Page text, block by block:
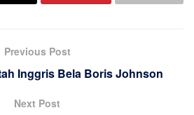
Previous Post
Inggris Bela Boris Johnson
Next Post